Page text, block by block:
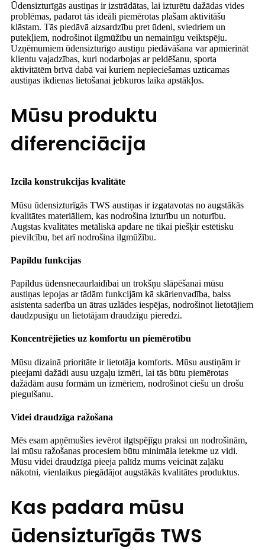
Ūdensizturīgās austiņas ir izstrādātas, lai izturētu dažādas vides
problēmas, padarot tās ideāli piemērotas plašam aktivitāšu
klāstam. Tās piedāvā aizsardzību pret ūdeni, sviedriem un
putekļiem, nodrošinot ilgmūžību un nemainīgu veiktspēju.
Uzņēmumiem ūdensizturīgo austiņu piedāvāšana var apmierināt
klientu vajadzības, kuri nodarbojas ar peldēšanu, sporta
aktivitātēm brīvā dabā vai kuriem nepieciešamas uzticamas
austiņas ikdienas lietošanai jebkuros laika apstākļos.
Mūsu produktu
diferenciācija
Izcila konstrukcijas kvalitāte
Mūsu ūdensizturīgās TWS austiņas ir izgatavotas no augstākās
kvalitātes materiāliem, kas nodrošina izturību un noturību.
Augstas kvalitātes metāliskā apdare ne tikai piešķir estētisku
pievilcību, bet arī nodrošina ilgmūžību.
Papildu funkcijas
Papildus ūdensnecaurlaidībai un trokšņu slāpēšanai mūsu
austiņas lepojas ar tādām funkcijām kā skārienvadība, balss
asistenta saderība un ātras uzlādes iespējas, nodrošinot lietotājiem
daudzpusīgu un lietotājam draudzīgu pieredzi.
Koncentrējieties uz komfortu un piemērotību
Mūsu dizainā prioritāte ir lietotāja komforts. Mūsu austiņām ir
pieejami dažādi ausu uzgaļu izmēri, lai tās būtu piemērotas
dažādām ausu formām un izmēriem, nodrošinot ciešu un drošu
piegulšanu.
Videi draudzīga ražošana
Mēs esam apņēmušies ievērot ilgtspējīgu praksi un nodrošinām,
lai mūsu ražošanas procesiem būtu minimāla ietekme uz vidi.
Mūsu videi draudzīgā pieeja palīdz mums veicināt zaļāku
nākotni, vienlaikus piegādājot augstākās kvalitātes produktus.
Kas padara mūsu
ūdensizturīgās TWS